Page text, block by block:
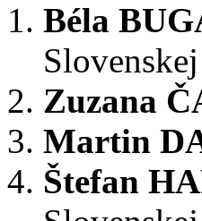
Béla
Zuzana
Martin
Štefan